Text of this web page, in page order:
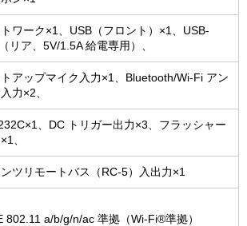
ワーク×1、USB（フロント）×1、USB-
リア、5V/1.5A 給電専用）、
アップマイク入力×1、Bluetooth/Wi-Fi アン
力×2、
、DC トリガー出力×3、フラッシャー
、
ツリモートバス（RC-5）入出力×1
802.11 a/b/g/n/ac 準拠（Wi-Fi®準拠）